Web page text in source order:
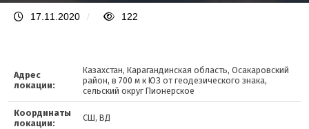
17.11.2020 / 122
Адрес
локации:
Казахстан, Карагандинская область, Осакаровский
район, в 700 м к ЮЗ от геодезического знака,
сельский округ Пионерское
Координаты
локации:
СШ, ВД